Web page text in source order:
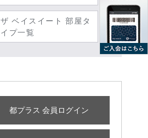
ザ ベイスイート 部屋タ
イプ一覧
都プラス 会員ログイン